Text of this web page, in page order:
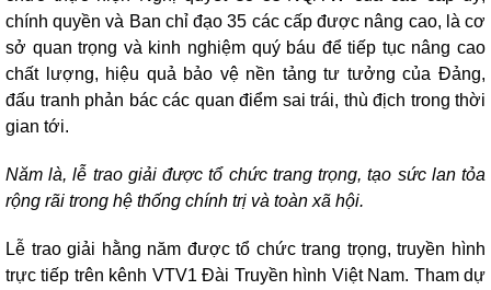
chính quyền và Ban chỉ đạo 35 các cấp được nâng cao, là cơ
sở quan trọng và kinh nghiệm quý báu để tiếp tục nâng cao
chất lượng, hiệu quả bảo vệ nền tảng tư tưởng của Đảng,
đấu tranh phản bác các quan điểm sai trái, thù địch trong thời
gian tới.
Năm là, lễ trao giải được tổ chức trang trọng, tạo sức lan tỏa
rộng rãi trong hệ thống chính trị và toàn xã hội.
Lễ trao giải hằng năm được tổ chức trang trọng, truyền hình
trực tiếp trên kênh VTV1 Đài Truyền hình Việt Nam. Tham dự